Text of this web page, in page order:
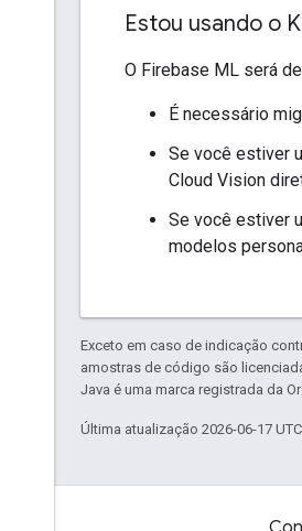
Estou usando o
O Firebase ML será
É necessário
Se você estiver
Cloud Vision
Se você estiver
modelos
Exceto em caso de indicação
amostras de código são
Java é uma marca registrada da
Última atualização 2026-06-17 UTC.